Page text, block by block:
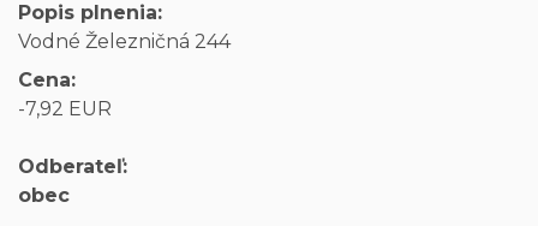
Popis plnenia:
Vodné Železničná 244
Cena:
-7,92 EUR
Odberateľ:
obec